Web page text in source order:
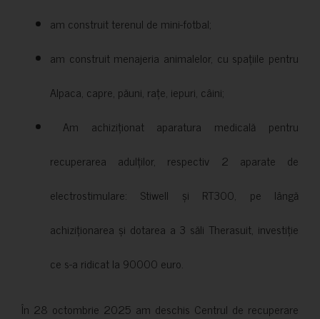
am construit terenul de mini-fotbal;
am construit menajeria animalelor, cu spațiile pentru
Alpaca, capre, păuni, rațe, iepuri, câini;
Am achiziționat aparatura medicală pentru
recuperarea adulților, respectiv 2 aparate de
electrostimulare: Stiwell și RT300, pe lângă
achiziționarea și dotarea a 3 săli Therasuit, investiție
ce s-a ridicat la 90000 euro.
În 28 octombrie 2025 am deschis Centrul de recuperare